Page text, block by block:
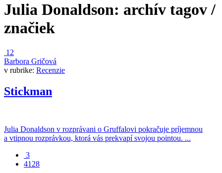
Julia Donaldson: archív tagov /
značiek
12
Barbora Gričová
v rubrike: Recenzie
Stickman
Julia Donaldson v rozprávani o Gruffalovi pokračuje príjemnou
a vtipnou rozprávkou, ktorá vás prekvapí svojou pointou. ...
3
4128